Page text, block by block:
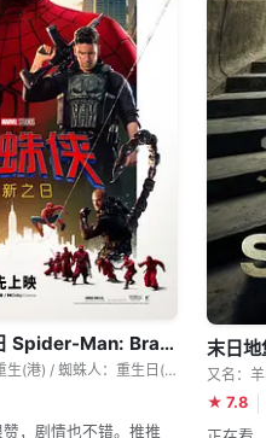
蜘蛛侠：崭新之日 Spider-Man: Brand New Day
又名：蜘蛛侠：英雄重生(港) / 蜘蛛人：重生日(台) / 蜘蛛侠：重生日 / 蜘蛛侠：全新日 / 蜘蛛侠：崭新一天 / 蜘蛛侠4 / Spider-Man 4
，剧情也不错。推推
末日
又名：
★ 7.8